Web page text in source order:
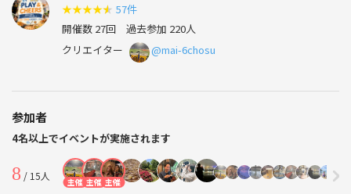
★★★★★ 57件
開催数 27回 過去参加 220人
クリエイター
@mai-6chosu
参加者
4名以上でイベントが実施されます
8 / 15人 主催 主催 主催